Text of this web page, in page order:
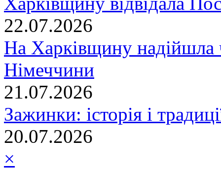
22.07.2026
На Харківщину надійшла
Німеччини
21.07.2026
Зажинки: історія і
20.07.2026
×